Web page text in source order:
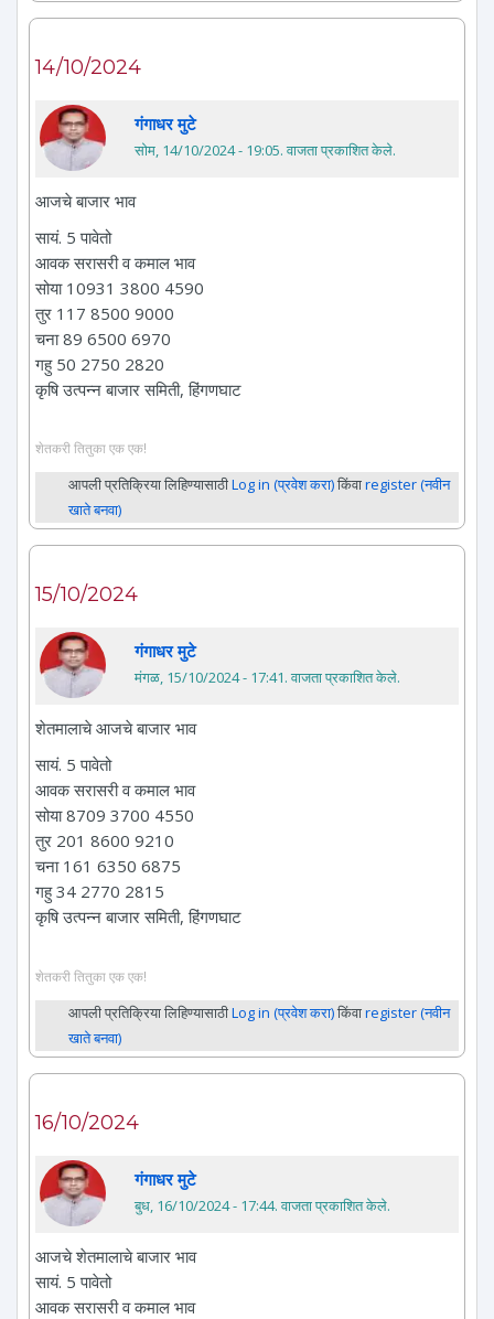
14/10/2024
गंगाधर मुटे
सोम, 14/10/2024 - 19:05. वाजता प्रकाशित केले.
आजचे बाजार भाव
सायं. 5 पावेतो
आवक सरासरी व कमाल भाव
सोया 10931 3800 4590
तुर 117 8500 9000
चना 89 6500 6970
गहु 50 2750 2820
कृषि उत्पन्न बाजार समिती, हिंगणघाट
शेतकरी तितुका एक एक!
आपली प्रतिक्रिया लिहिण्यासाठीLog in (प्रवेश करा)किंवाregister (नवीन
खाते बनवा)
15/10/2024
गंगाधर मुटे
मंगळ, 15/10/2024 - 17:41. वाजता प्रकाशित केले.
शेतमालाचे आजचे बाजार भाव
सायं. 5 पावेतो
आवक सरासरी व कमाल भाव
सोया 8709 3700 4550
तुर 201 8600 9210
चना 161 6350 6875
गहु 34 2770 2815
कृषि उत्पन्न बाजार समिती, हिंगणघाट
शेतकरी तितुका एक एक!
आपली प्रतिक्रिया लिहिण्यासाठीLog in (प्रवेश करा)किंवाregister (नवीन
खाते बनवा)
16/10/2024
गंगाधर मुटे
बुध, 16/10/2024 - 17:44. वाजता प्रकाशित केले.
आजचे शेतमालाचे बाजार भाव
सायं. 5 पावेतो
आवक सरासरी व कमाल भाव